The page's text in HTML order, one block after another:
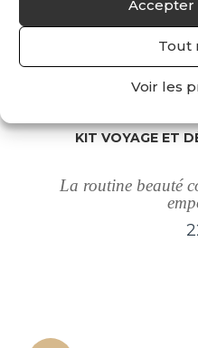
Accepter
Tout
Voir les
KIT VOYAGE ET
La routine beauté